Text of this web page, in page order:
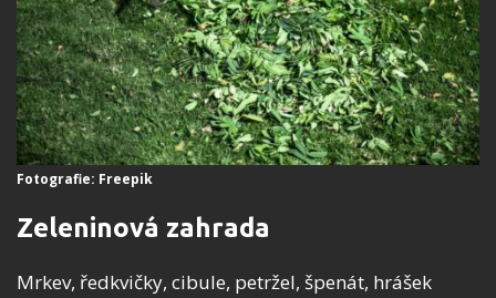
Fotografie: Freepik
Zeleninová zahrada
Mrkev, ředkvičky, cibule, petržel, špenát, hrášek